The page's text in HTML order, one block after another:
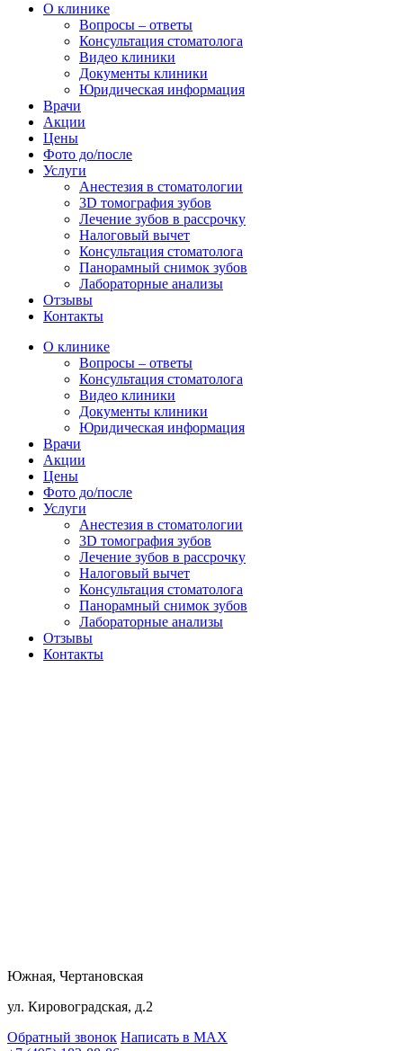
О клинике
Вопросы – ответы
Консультация стоматолога
Видео клиники
Документы клиники
Юридическая информация
Врачи
Акции
Цены
Фото до/после
Услуги
Анестезия в стоматологии
3D томография зубов
Лечение зубов в рассрочку
Налоговый вычет
Консультация стоматолога
Панорамный снимок зубов
Лабораторные анализы
Отзывы
Контакты
О клинике
Вопросы – ответы
Консультация стоматолога
Видео клиники
Документы клиники
Юридическая информация
Врачи
Акции
Цены
Фото до/после
Услуги
Анестезия в стоматологии
3D томография зубов
Лечение зубов в рассрочку
Налоговый вычет
Консультация стоматолога
Панорамный снимок зубов
Лабораторные анализы
Отзывы
Контакты
Южная, Чертановская
ул. Кировоградская, д.2
Обратный звонок Написать в MAX